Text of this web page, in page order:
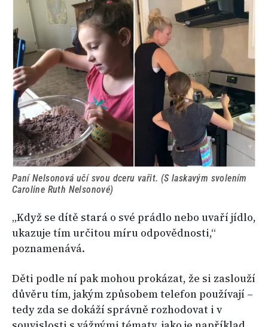
Paní Nelsonová učí svou dceru vařit. (S laskavým svolením
Caroline Ruth Nelsonové)
„Když se dítě stará o své prádlo nebo uvaří jídlo,
ukazuje tím určitou míru odpovědnosti,“
poznamenává.
Děti podle ní pak mohou prokázat, že si zaslouží
důvěru tím, jakým způsobem telefon používají –
tedy zda se dokáží správně rozhodovat i v